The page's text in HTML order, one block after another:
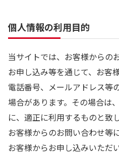
個人情報の利用目的
当サイトでは、お客様からの
お申し込み等を通じて、お客
電話番号、メールアドレス等
場合があります。その場合は
に、適正に利用するものと致し
お客様からのお問い合わせ等
お客様からお申し込みいただ